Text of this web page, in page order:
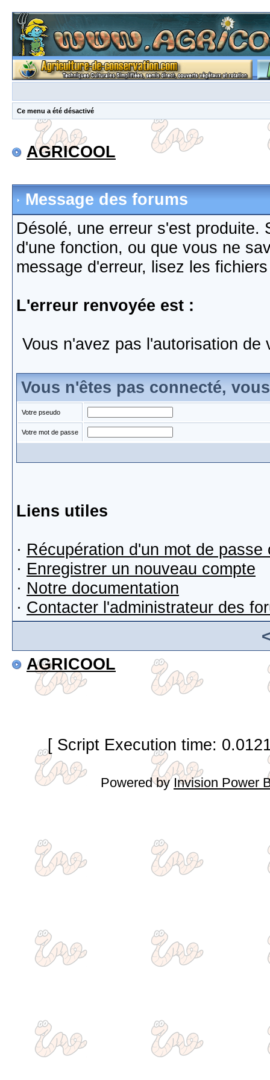
Ce menu a été désactivé
AGRICOOL
Message des forums
Désolé, une erreur s'est produite.
d'une fonction, ou que vous ne
message d'erreur, lisez les
L'erreur renvoyée est :
Vous n'avez pas l'autorisation de
Vous n'êtes pas connecté,
Votre pseudo
Votre mot de passe
Liens utiles
· Récupération d'un mot de passe
· Enregistrer un nouveau compte
· Notre documentation
· Contacter l'administrateur des
AGRICOOL
[ Script Execution time:
Powered byInvision Power